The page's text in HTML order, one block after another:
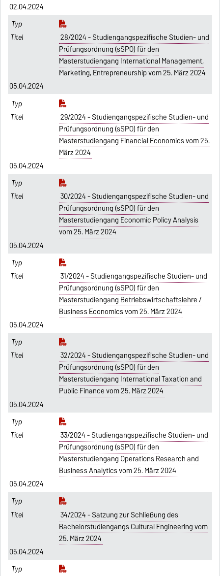
02.04.2024
28/2024 - Studiengangspezifische Studien- und
Prüfungsordnung (sSPO) für den
Masterstudiengang International Management,
Marketing, Entrepreneurship vom 25. März 2024
05.04.2024
29/2024 - Studiengangspezifische Studien- und
Prüfungsordnung (sSPO) für den
Masterstudiengang Financial Economics vom 25.
März 2024
05.04.2024
30/2024 - Studiengangspezifische Studien- und
Prüfungsordnung (sSPO) für den
Masterstudiengang Economic Policy Analysis
vom 25. März 2024
05.04.2024
31/2024 - Studiengangspezifische Studien- und
Prüfungsordnung (sSPO) für den
Masterstudiengang Betriebswirtschaftslehre /
Business Economics vom 25. März 2024
05.04.2024
32/2024 - Studiengangspezifische Studien- und
Prüfungsordnung (sSPO) für den
Masterstudiengang International Taxation and
Public Finance vom 25. März 2024
05.04.2024
33/2024 - Studiengangspezifische Studien- und
Prüfungsordnung (sSPO) für den
Masterstudiengang Operations Research and
Business Analytics vom 25. März 2024
05.04.2024
34/2024 - Satzung zur Schließung des
Bachelorstudiengangs Cultural Engineering vom
25. März 2024
05.04.2024